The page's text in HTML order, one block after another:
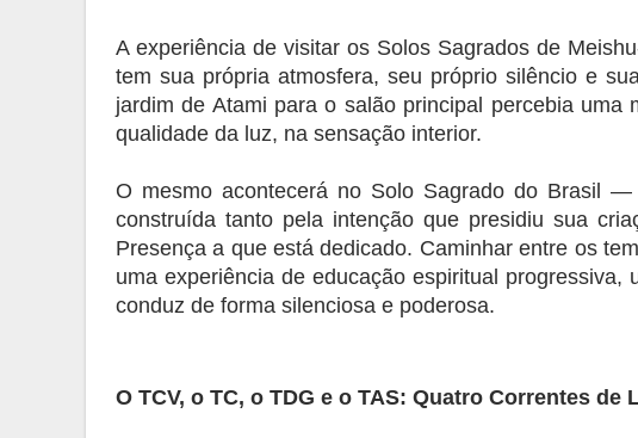
A experiência de visitar os Solos Sagrados de
tem sua própria atmosfera, seu próprio silêncio e
jardim de Atami para o salão principal percebia uma
qualidade da luz, na sensação interior.
O mesmo acontecerá no Solo Sagrado do Brasil
construída tanto pela intenção que presidiu sua
Presença a que está dedicado. Caminhar entre os
uma experiência de educação espiritual
conduz de forma silenciosa e poderosa.
O TCV, o TC, o TDG e o TAS: Quatro Correntes de